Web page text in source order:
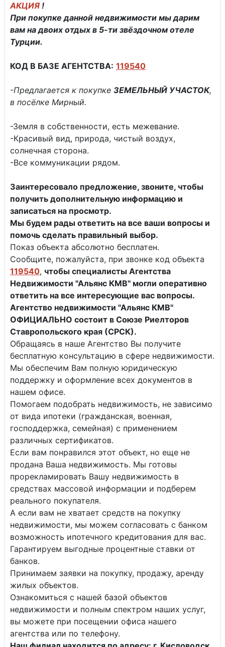
АКЦИЯ !
При покупке данной недвижимости мы дарим
вам на двоих отдых в 5-ти звёздочном отеле
Турции.
КОД В БАЗЕ АГЕНТСТВА: 119540
-Предлагается к покупке ЗЕМЕЛЬНЫЙ УЧАСТОК,
в посёлке Мирный.
-Земля в собственности, есть межевание.
-Красивый вид, природа, чистый воздух,
солнечная сторона.
-Все коммуникации рядом.
Заинтересовало предложение, звоните, чтобы
получить дополнительную информацию и
записаться на просмотр.
Мы будем рады ответить на все ваши вопросы и
помочь сделать правильный выбор.
Показ объекта абсолютно бесплатен.
Сообщите, пожалуйста, при звонке код объекта
119540, чтобы специалисты Агентства
Недвижимости "Альянс КМВ" могли оперативно
ответить на все интересующие вас вопросы.
Агентство недвижимости "Альянс КМВ"
ОФИЦИАЛЬНО состоит в Союзе Риелторов
Ставропольского края (СРСК).
Обращаясь в наше Агентство Вы получите
бесплатную консультацию в сфере недвижимости.
Мы обеспечим Вам полную юридическую
поддержку и оформление всех документов в
нашем офисе.
Помогаем подобрать недвижимость, не зависимо
от вида ипотеки (гражданская, военная,
господдержка, семейная) с применением
различных сертификатов.
Если вам понравился этот объект, но еще не
продана Ваша недвижимость. Мы готовы
прорекламировать Вашу недвижимость в
средствах массовой информации и подберем
реального покупателя.
А если вам не хватает средств на покупку
недвижимости, мы можем согласовать с банком
возможность ипотечного кредитования для вас.
Гарантируем выгодные процентные ставки от
банков.
Принимаем заявки на покупку, продажу, аренду
жилых объектов.
Ознакомиться с нашей базой объектов
недвижимости и полным спектром наших услуг,
вы можете при посещении офиса нашего
агентства или по телефону.